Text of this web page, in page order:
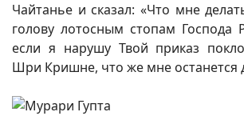
Чайтанье и сказал: «Что мне
голову лотосным стопам Господа
если я нарушу Твой приказ
Шри Кришне, что же мне останется